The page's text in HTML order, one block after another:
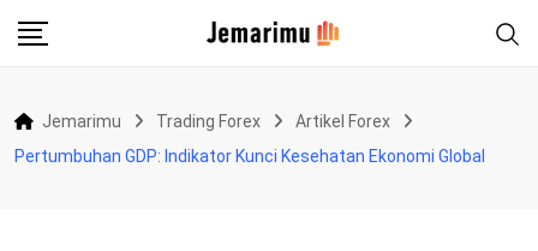
Skip
to
Jemarimu Trading Forex
Artikel Forex
Pertumbuhan GDP: Indikator Kunci Kesehatan Ekonomi Global